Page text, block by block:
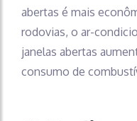
abertas é mais
rodovias, o ar-
janelas abertas
consumo de